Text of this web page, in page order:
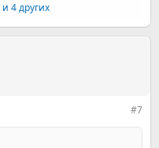
и 4 других
#7